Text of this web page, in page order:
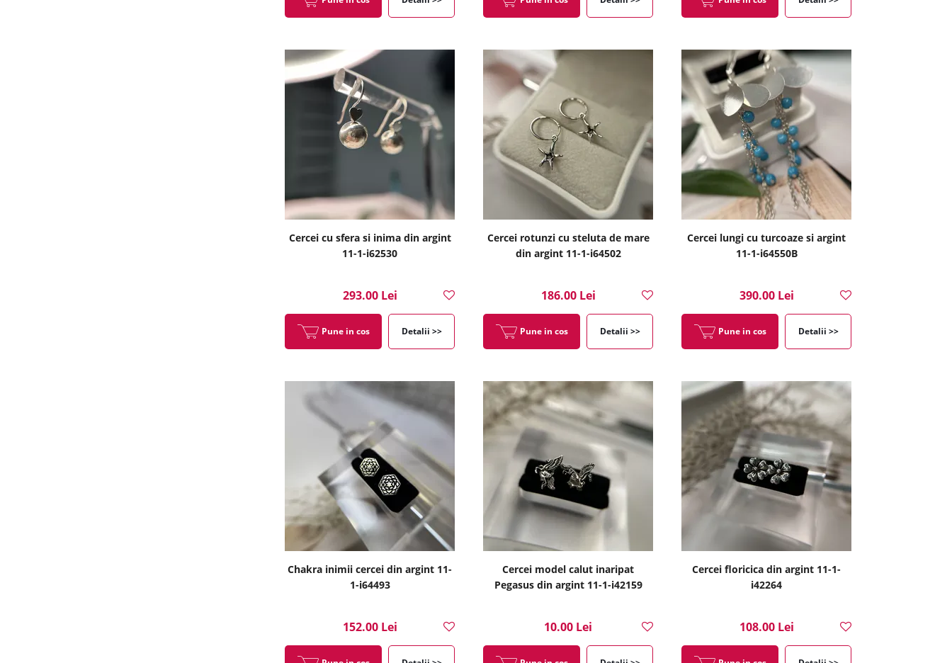
Cercei cu sfera si inima din argint
11-1-i62530
293.00 Lei
Pune in cos Detalii >>
Cercei rotunzi cu steluta de mare
din argint 11-1-i64502
186.00 Lei
Pune in cos Detalii >>
Cercei lungi cu turcoaze si argint
11-1-i64550B
390.00 Lei
Pune in cos Detalii >>
Chakra inimii cercei din argint 11-
1-i64493
152.00 Lei
Cercei model calut inaripat
Pegasus din argint 11-1-i42159
10.00 Lei
Cercei floricica din argint 11-1-
i42264
108.00 Lei